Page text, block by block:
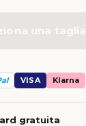
una taglia
VISA Klarna
gratuita